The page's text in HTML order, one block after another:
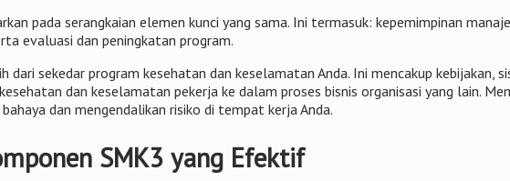
pada serangkaian elemen kunci yang sama. Ini termasuk: kepemimpinan
evaluasi dan peningkatan program.
sekedar program kesehatan dan keselamatan Anda. Ini mencakup kebijakan,
dan keselamatan pekerja ke dalam proses bisnis organisasi yang lain.
dan mengendalikan risiko di tempat kerja Anda.
SMK3 yang Efektif